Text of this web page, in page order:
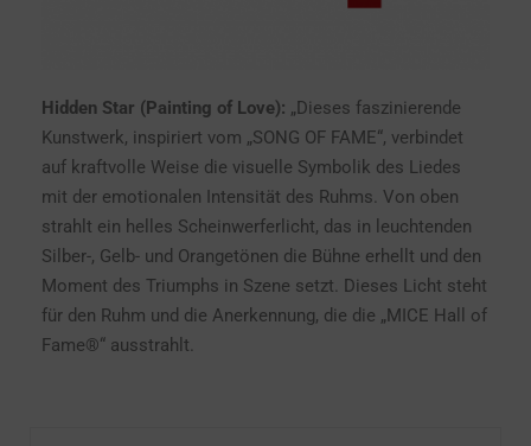
Hidden Star (Painting of Love): „Dieses faszinierende
Kunstwerk, inspiriert vom „SONG OF FAME“, verbindet
auf kraftvolle Weise die visuelle Symbolik des Liedes
mit der emotionalen Intensität des Ruhms. Von oben
strahlt ein helles Scheinwerferlicht, das in leuchtenden
Silber-, Gelb- und Orangetönen die Bühne erhellt und den
Moment des Triumphs in Szene setzt. Dieses Licht steht
für den Ruhm und die Anerkennung, die die „MICE Hall of
Fame®“ ausstrahlt.